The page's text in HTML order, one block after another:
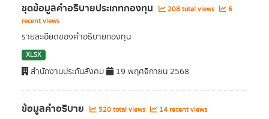
ชุดข้อมูลคำอธิบายประเภทกองทุน 208 total views
6
recent views
รายละเอียดของคำอธิบายกองทุน
XLSX
สำนักงานประกันสังคม 19 พฤศจิกายน 2568
ข้อมูลคำอธิบาย 520 total views 14 recent views